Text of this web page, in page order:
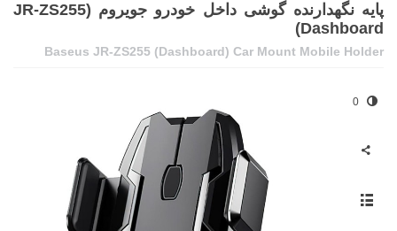
پایه نگهدارنده گوشی داخل خودرو جویروم (JR-ZS255
(Dashboard
Baseus JR-ZS255 (Dashboard) Car Mount Mobile Holder
0